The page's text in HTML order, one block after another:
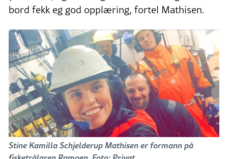
bord fekk eg god opplæring, fortel Mathisen.
Stine Kamilla Schjelderup Mathisen er formann på